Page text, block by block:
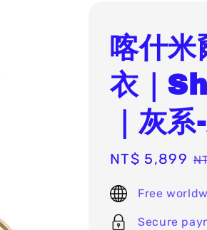
喀什米
衣｜
｜灰
Sale
NT$ 5,899
Free
Secure